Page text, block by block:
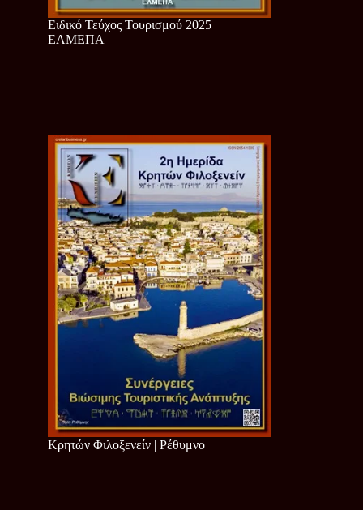
Ειδικό Τεύχος Τουρισμού 2025 |
ΕΛΜΕΠΑ
Κρητών Φιλοξενείν | Ρέθυμνο